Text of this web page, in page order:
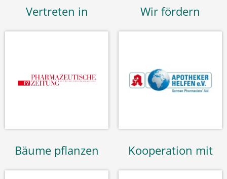
Vertreten in Wir fördern
Bäume pflanzen Kooperation mit